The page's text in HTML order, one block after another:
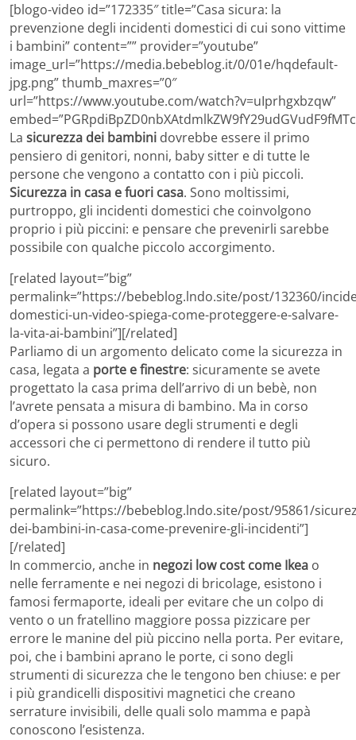
[blogo-video id=”172335″ title=”Casa sicura: la
prevenzione degli incidenti domestici di cui sono vittime
i bambini” content=”” provider=”youtube”
image_url=”https://media.bebeblog.it/0/01e/hqdefault-
jpg.png” thumb_maxres=”0″
url=”https://www.youtube.com/watch?v=uIprhgxbzqw”
La sicurezza dei bambini dovrebbe essere il primo
pensiero di genitori, nonni, baby sitter e di tutte le
persone che vengono a contatto con i più piccoli.
Sicurezza in casa e fuori casa. Sono moltissimi,
purtroppo, gli incidenti domestici che coinvolgono
proprio i più piccini: e pensare che prevenirli sarebbe
possibile con qualche piccolo accorgimento.
[related layout=”big”
permalink=”https://bebeblog.lndo.site/post/132360/
domestici-un-video-spiega-come-proteggere-e-salvare-
la-vita-ai-bambini”][/related]
Parliamo di un argomento delicato come la sicurezza in
casa, legata a porte e finestre: sicuramente se avete
progettato la casa prima dell’arrivo di un bebè, non
l’avrete pensata a misura di bambino. Ma in corso
d’opera si possono usare degli strumenti e degli
accessori che ci permettono di rendere il tutto più
sicuro.
[related layout=”big”
permalink=”https://bebeblog.lndo.site/post/95861/
dei-bambini-in-casa-come-prevenire-gli-incidenti”]
[/related]
In commercio, anche in negozi low cost come Ikea o
nelle ferramente e nei negozi di bricolage, esistono i
famosi fermaporte, ideali per evitare che un colpo di
vento o un fratellino maggiore possa pizzicare per
errore le manine del più piccino nella porta. Per evitare,
poi, che i bambini aprano le porte, ci sono degli
strumenti di sicurezza che le tengono ben chiuse: e per
i più grandicelli dispositivi magnetici che creano
serrature invisibili, delle quali solo mamma e papà
conoscono l’esistenza.